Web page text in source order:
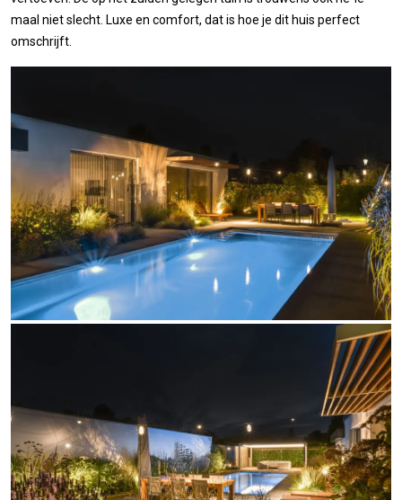
maal niet slecht. Luxe en comfort, dat is hoe je dit huis perfect
omschrijft.